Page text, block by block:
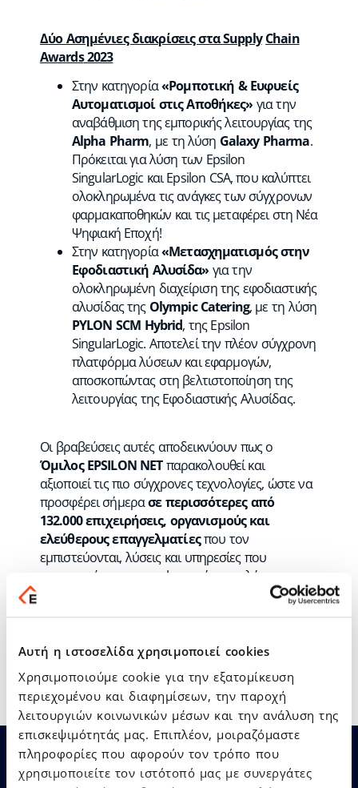
Αυτή η ιστοσελίδα χρησιμοποιεί cookies
Χρησιμοποιούμε cookie για την εξατομίκευση
περιεχομένου και διαφημίσεων, την παροχή
λειτουργιών κοινωνικών μέσων και την ανάλυση της
επισκεψιμότητάς μας. Επιπλέον, μοιραζόμαστε
πληροφορίες που αφορούν τον τρόπο που
χρησιμοποιείτε τον ιστότοπό μας με συνεργάτες
Δύο Ασημένιες διακρίσεις σταSupply Chain
Awards2023
Στην κατηγορία«Ρομποτική & Ευφυείς
Αυτοματισμοί στις Αποθήκες» για την
αναβάθμιση της εμπορικής λειτουργίας της
Alpha Pharm, με τη λύση Galaxy Pharma.
Πρόκειται για λύση των Epsilon
SingularLogic και Epsilon CSA, που καλύπτει
ολοκληρωμένα τις ανάγκες των σύγχρονων
φαρμακαποθηκών και τις μεταφέρει στη Νέα
Ψηφιακή Εποχή!
Στην κατηγορία«Μετασχηματισμός στην
Εφοδιαστική Αλυσίδα» για την
ολοκληρωμένη διαχείριση της εφοδιαστικής
αλυσίδας της Olympic Catering, με τη λύση
PYLON SCM Hybrid, της Epsilon
SingularLogic. Αποτελεί την πλέον σύγχρονη
πλατφόρμα λύσεων και εφαρμογών,
αποσκοπώντας στη βελτιστοποίηση της
λειτουργίας της Εφοδιαστικής Αλυσίδας.
Οι βραβεύσεις αυτές αποδεικνύουν πως ο
ΌμιλοςEPSILON NETπαρακολουθεί και
αξιοποιεί τις πιο σύγχρονες τεχνολογίες, ώστε να
προσφέρει σήμερασε περισσότερες από
132.000 επιχειρήσεις, οργανισμούς και
ελεύθερους επαγγελματίεςπου τον
εμπιστεύονται, λύσεις και υπηρεσίες που
ανταποκρίνονται στις ψηφιακές προκλήσεις που
αντιμετωπίζουν, στηρίζοντας την ανάπτυξή τους
και διασφαλίζοντας την επιχειρηματική τους